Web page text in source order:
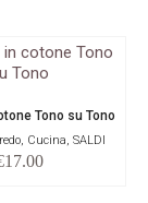
Tono su Tono
Cucina, SALDI
17.00